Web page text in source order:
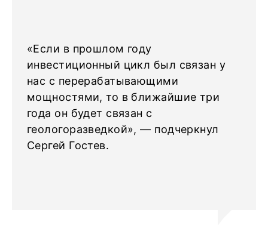
«Если в прошлом году
инвестиционный цикл был связан у
нас с перерабатывающими
мощностями, то в ближайшие три
года он будет связан с
геологоразведкой», — подчеркнул
Сергей Гостев.